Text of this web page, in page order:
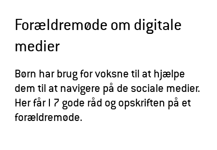
d
r
Forældremøde om digitale
medier
Børn har brug for voksne til at hjælpe
dem til at navigere på de sociale medier.
Her får I 7 gode råd og opskriften på et
forældremøde.